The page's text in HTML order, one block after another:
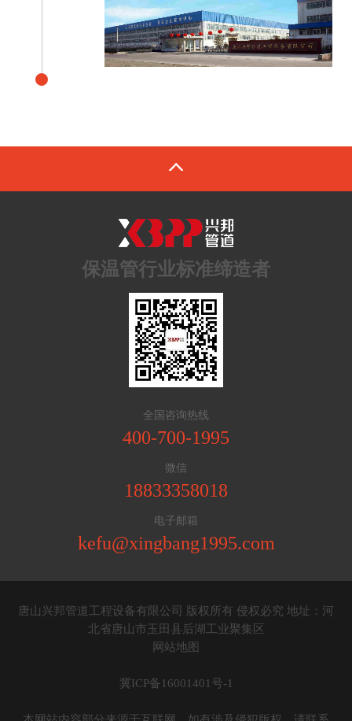
保温管行业标准缔造者
全国咨询热线
400-700-1995
微信
18833358018
电子邮箱
kefu@xingbang1995.com
唐山兴邦管道工程设备有限公司 版权所有 侵权必究 地址：河
北省唐山市玉田县后湖工业聚集区
网站地图
冀ICP备16001401号-1